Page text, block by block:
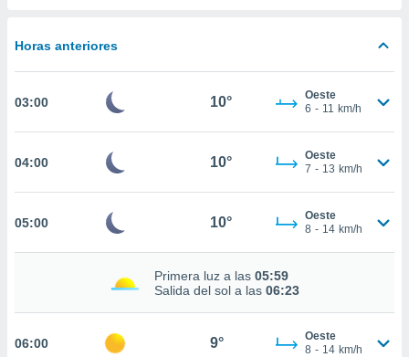
basada
permite
coste.
botón
a la
ya sean
nos
CONTINUAR
Horas anteriores
03:00 10°
Oeste
6 - 11 km/h
04:00 10°
Oeste
7 - 13 km/h
05:00 10°
Oeste
8 - 14 km/h
Primera luz a las 05:59
Salida del sol a las 06:23
06:00 9°
Oeste
8 - 14 km/h